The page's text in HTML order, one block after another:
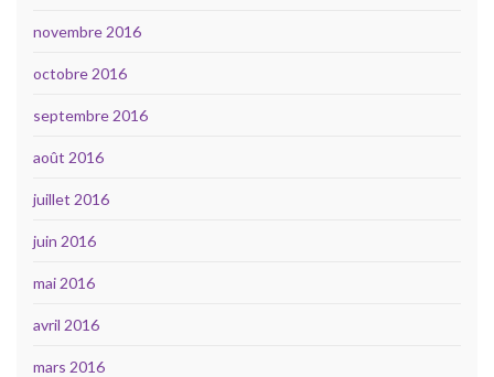
novembre 2016
octobre 2016
septembre 2016
août 2016
juillet 2016
juin 2016
mai 2016
avril 2016
mars 2016